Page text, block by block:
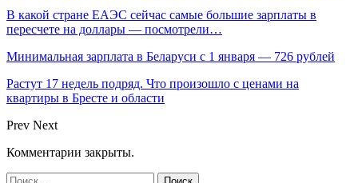
В какой стране ЕАЭС сейчас самые большие зарплаты в
пересчете на доллары — посмотрели…
Минимальная зарплата в Беларуси с 1 января — 726 рублей
Растут 17 недель подряд. Что произошло с ценами на
квартиры в Бресте и области
Prev Next
Комментарии закрыты.